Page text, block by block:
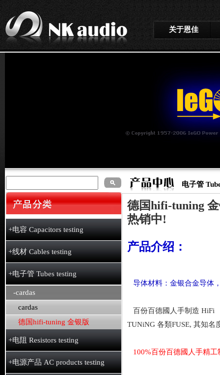
关于恩佳
+电容 Capacitors testing
+线材 Cables testing
+电子管 Tubes testing
-cardas
cardas
德国hifi-tuning 金银版
+电阻 Resistors testing
+电源产品 AC products testing
电子管
德国hifi-tuning
热销中!
产品介绍：
导体材料：金银合金导体
百份百德國人手制造 HiFi
TUNiNG 各類FUSE, 其知名
100%百份百德國人手精